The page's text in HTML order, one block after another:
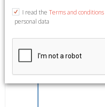
I read the Terms and conditions
personal data